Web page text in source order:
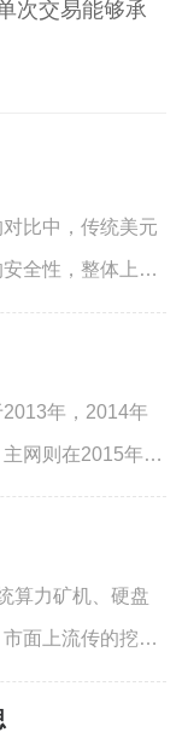
次交易能够承
比中，传统美元
全性，整体上远
），美
年，2014年
网则在2015年7
算力矿机、硬盘
面上流传的挖矿
生产出